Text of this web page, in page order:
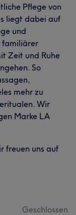
Pflege von
liegt dabei auf
und
familiärer
Zeit und Ruhe
So
mehr zu
Wir
Marke LA
freuen uns auf
Geschlossen